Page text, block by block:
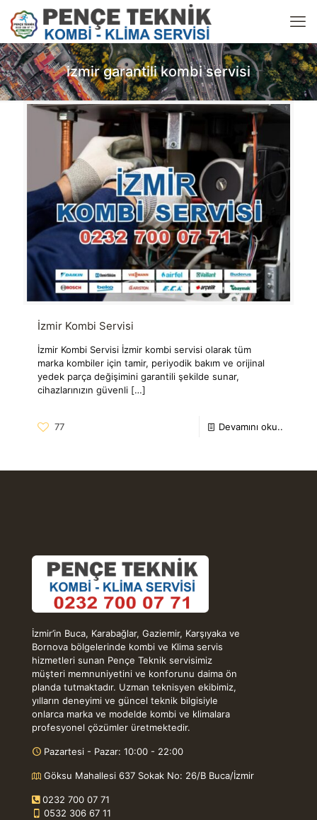
izmir garantili kombi servisi
İzmir Kombi Servisi
İzmir Kombi Servisi İzmir kombi servisi olarak tüm
marka kombiler için tamir, periyodik bakım ve orijinal
yedek parça değişimini garantili şekilde sunar,
cihazlarınızın güvenli […]
77 Devamını oku..
İzmir’in Buca, Karabağlar, Gaziemir, Karşıyaka ve
Bornova bölgelerinde kombi ve Klima servis
hizmetleri sunan Pençe Teknik servisimiz
müşteri memnuniyetini ve konforunu daima ön
planda tutmaktadır. Uzman teknisyen ekibimiz,
yılların deneyimi ve güncel teknik bilgisiyle
onlarca marka ve modelde kombi ve klimalara
profesyonel çözümler üretmektedir.
Pazartesi - Pazar: 10:00 - 22:00
Göksu Mahallesi 637 Sokak No: 26/B Buca/İzmir
0232 700 07 71
0532 306 67 11